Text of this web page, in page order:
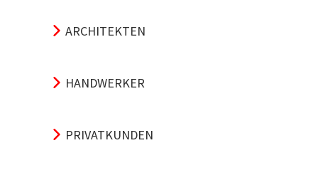
ARCHITEKTEN
HANDWERKER
PRIVATKUNDEN